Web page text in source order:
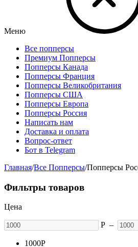
Меню
Все попперсы
Премиум Попперсы
Попперсы Канада
Попперсы Франция
Попперсы Великобритания
Попперсы США
Попперсы Европа
Попперсы Россия
Написать нам
Доставка и оплата
Вопрос-ответ
Бот в Telegram
Главная/Все Попперсы/Попперсы
Фильтры товаров
Цена
Р –
1000Р